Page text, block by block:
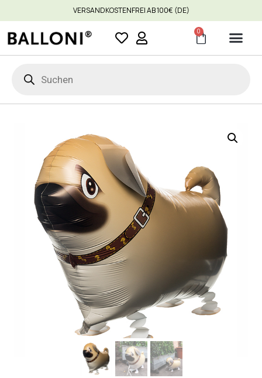
VERSANDKOSTENFREI AB 100€ (DE)
0